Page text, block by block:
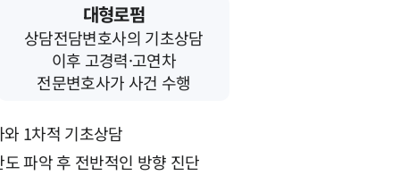
대형로펌
상담전담변호사의 기초상담
이후 고경력·고연차
전문변호사가 사건 수행
1차적 기초상담
파악 후 전반적인 방향 진단